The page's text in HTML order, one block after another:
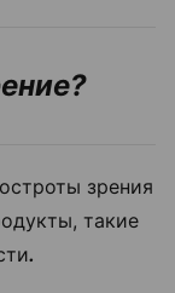
зрения
такие
.